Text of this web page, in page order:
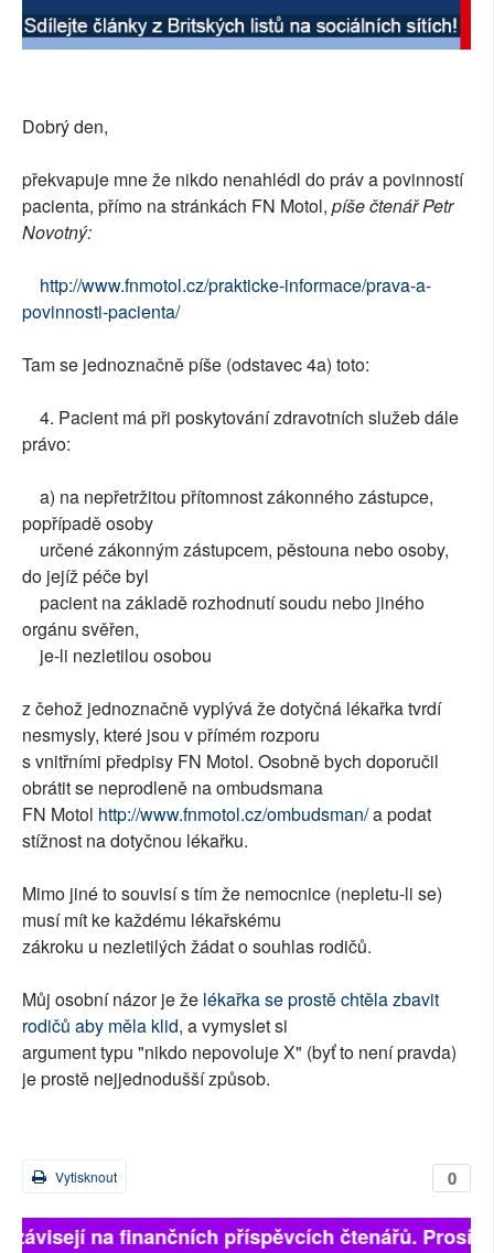
SOCIÁLNÍ SÍTĚ
PLNÁ VERZE STRÁNEK
Dobrý den,
překvapuje mne že nikdo nenahlédl do práv a povinností
pacienta, přímo na stránkách FN Motol, píše čtenář Petr
Novotný:
http://www.fnmotol.cz/prakticke-informace/prava-a-
povinnosti-pacienta/
Tam se jednoznačně píše (odstavec 4a) toto:
4. Pacient má při poskytování zdravotních služeb dále
právo:
a) na nepřetržitou přítomnost zákonného zástupce,
popřípadě osoby
určené zákonným zástupcem, pěstouna nebo osoby,
do jejíž péče byl
pacient na základě rozhodnutí soudu nebo jiného
orgánu svěřen,
je-li nezletilou osobou
z čehož jednoznačně vyplývá že dotyčná lékařka tvrdí
nesmysly, které jsou v přímém rozporu
s vnitřními předpisy FN Motol. Osobně bych doporučil
obrátit se neprodleně na ombudsmana
FN Motol http://www.fnmotol.cz/ombudsman/a podat
stížnost na dotyčnou lékařku.
Mimo jiné to souvisí s tím že nemocnice (nepletu-li se)
musí mít ke každému lékařskému
zákroku u nezletilých žádat o souhlas rodičů.
Můj osobní názor je že lékařka se prostě chtěla zbavit
rodičů aby měla klid, a vymyslet si
argument typu "nikdo nepovoluje X" (byť to není pravda)
je prostě nejjednodušší způsob.
0
Vytisknout
na finančních příspěvcích čtenářů.